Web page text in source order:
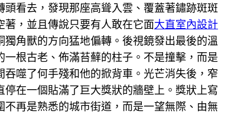
看去，發現那座高聳入雲、覆蓋著鏽跡斑斑
，並且傳說只要有人敢在它面大直室內設計
角獸的方向猛地偏轉。後視鏡發出最後的溫
根古老、佈滿苔蘚的柱子。不是撞擊，而是
噬了何手殘和他的掀背車。光芒消失後，窄
在一個貼滿了巨大獎狀的牆壁上。獎狀上寫
再是熟悉的城市街道，而是一望無際、由無